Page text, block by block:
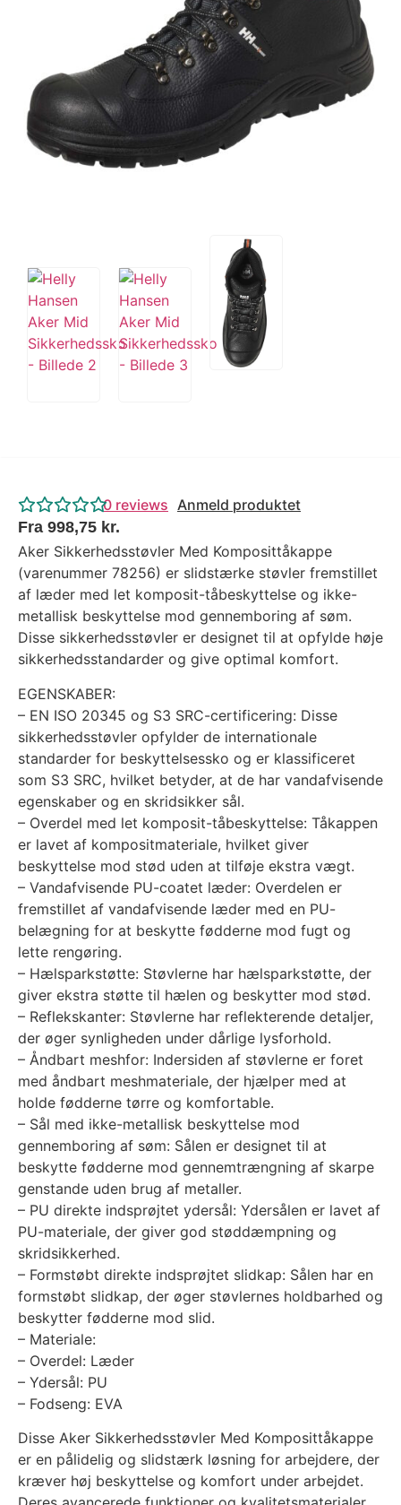
4.4 Google Reviews
4.7 Trustpilot
0 reviews Anmeld produktet
Fra 998,75 kr.
Aker Sikkerhedsstøvler Med Komposittåkappe
(varenummer 78256) er slidstærke støvler fremstillet
af læder med let komposit-tåbeskyttelse og ikke-
metallisk beskyttelse mod gennemboring af søm.
Disse sikkerhedsstøvler er designet til at opfylde høje
sikkerhedsstandarder og give optimal komfort.
EGENSKABER:
– EN ISO 20345 og S3 SRC-certificering: Disse
sikkerhedsstøvler opfylder de internationale
standarder for beskyttelsessko og er klassificeret
som S3 SRC, hvilket betyder, at de har vandafvisende
egenskaber og en skridsikker sål.
– Overdel med let komposit-tåbeskyttelse: Tåkappen
er lavet af kompositmateriale, hvilket giver
beskyttelse mod stød uden at tilføje ekstra vægt.
– Vandafvisende PU-coatet læder: Overdelen er
fremstillet af vandafvisende læder med en PU-
belægning for at beskytte fødderne mod fugt og
lette rengøring.
– Hælsparkstøtte: Støvlerne har hælsparkstøtte, der
giver ekstra støtte til hælen og beskytter mod stød.
– Reflekskanter: Støvlerne har reflekterende detaljer,
der øger synligheden under dårlige lysforhold.
– Åndbart meshfor: Indersiden af støvlerne er foret
med åndbart meshmateriale, der hjælper med at
holde fødderne tørre og komfortable.
– Sål med ikke-metallisk beskyttelse mod
gennemboring af søm: Sålen er designet til at
beskytte fødderne mod gennemtrængning af skarpe
genstande uden brug af metaller.
– PU direkte indsprøjtet ydersål: Ydersålen er lavet af
PU-materiale, der giver god støddæmpning og
skridsikkerhed.
– Formstøbt direkte indsprøjtet slidkap: Sålen har en
formstøbt slidkap, der øger støvlernes holdbarhed og
beskytter fødderne mod slid.
– Materiale:
– Overdel: Læder
– Ydersål: PU
– Fodseng: EVA
Disse Aker Sikkerhedsstøvler Med Komposittåkappe
er en pålidelig og slidstærk løsning for arbejdere, der
kræver høj beskyttelse og komfort under arbejdet.